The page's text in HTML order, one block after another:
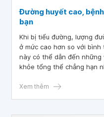
Đường huyết cao,
bạn
Khi bị tiểu đường, lượng
ở mức cao hơn so với
này có thể dẫn đến
khỏe tổng thể chẳng hạn
Xem thêm